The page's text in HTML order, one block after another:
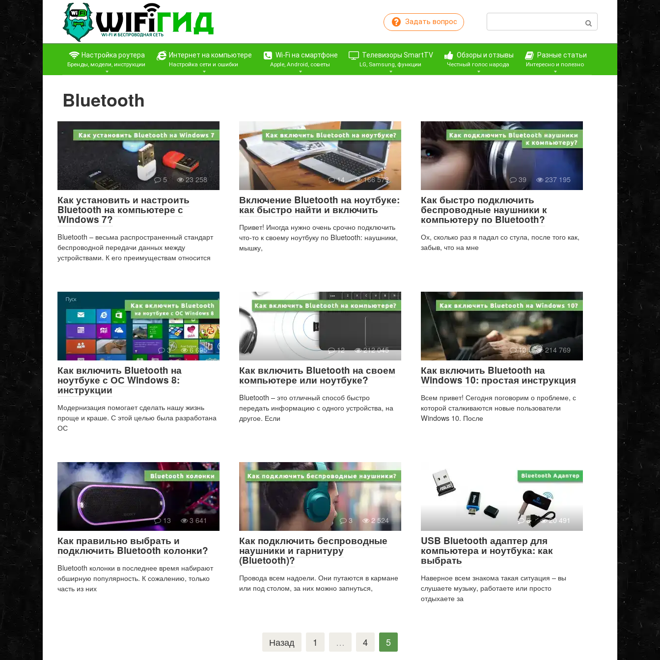
Перейти
контенту
Задать вопрос Поиск:
Настройка роутера
Бренды, модели, инструкции
Интернет на компьютере
Настройка сети и ошибки
Wi-Fi на смартфоне
Apple, Android, советы
Телевизоры SmartTV
LG, Samsung, функции
Обзоры и отзывы
Честный голос народа
Разные статьи
Интересно и полезно
Bluetooth
5 23 258
Как установить и настроить
Bluetooth на компьютере с
Windows 7?
Bluetooth – весьма распространенный стандарт
беспроводной передачи данных между
устройствами. К его преимуществам относится
14 166 573
Включение Bluetooth на ноутбуке:
как быстро найти и включить
Привет! Иногда нужно очень срочно подключить
что-то к своему ноутбуку по Bluetooth: наушники,
мышку,
39 237 195
Как быстро подключить
беспроводные наушники к
компьютеру по Bluetooth?
Ох, сколько раз я падал со стула, после того как,
забыв, что на мне
3 6 695
Как включить Bluetooth на
ноутбуке с ОС Windows 8:
инструкции
Модернизация помогает сделать нашу жизнь
проще и краше. С этой целью была разработана
ОС
12 212 045
Как включить Bluetooth на своем
компьютере или ноутбуке?
Bluetooth – это отличный способ быстро
передать информацию с одного устройства, на
другое. Если
13 214 769
Как включить Bluetooth на
Windows 10: простая инструкция
Всем привет! Сегодня поговорим о проблеме, с
которой сталкиваются новые пользователи
Windows 10. После
13 3 641
Как правильно выбрать и
подключить Bluetooth колонки?
Bluetooth колонки в последнее время набирают
обширную популярность. К сожалению, только
часть из них
3 2 524
Как подключить беспроводные
наушники и гарнитуру
(Bluetooth)?
Провода всем надоели. Они путаются в кармане
или под столом, за них можно запнуться,
8 20 491
USB Bluetooth адаптер для
компьютера и ноутбука: как
выбрать
Наверное всем знакома такая ситуация – вы
слушаете музыку, работаете или просто
отдыхаете за
Назад 1 … 4 5